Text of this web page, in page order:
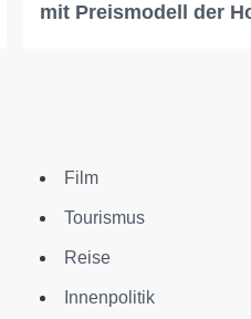
mit Preismodell der
Film
Tourismus
Reise
Innenpolitik